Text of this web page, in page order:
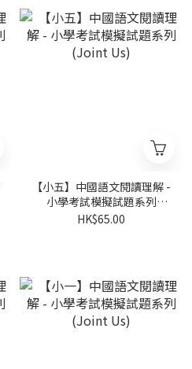
【小五】中國語文閱讀理解 -
小學考試模擬試題系列
(Joint Us)
HK$65.00